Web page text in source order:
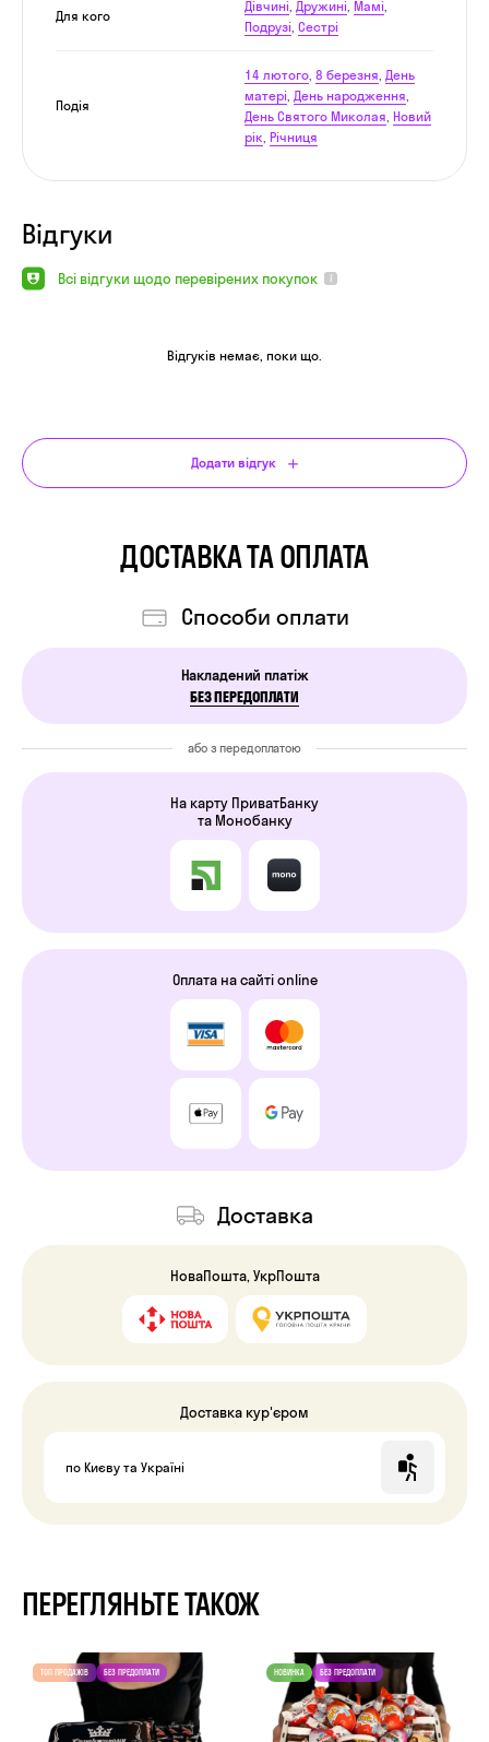
Для кого
Дівчині, Дружині, Мамі,
Подрузі, Сестрі
Подія
14 лютого, 8 березня, День
матері, День народження,
День Святого Миколая, Новий
рік, Річниця
Відгуки
Всі відгуки щодо перевірених покупок
Відгуків немає, поки що.
Додати відгук
ДОСТАВКА ТА ОПЛАТА
Cпособи оплати
Накладений платіж
БЕЗ ПЕРЕДОПЛАТИ
або з передоплатою
На карту ПриватБанку
та Монобанку
Оплата на сайті online
Доставка
НоваПошта, УкрПошта
Доставка кур'єром
по Києву та Україні
ПЕРЕГЛЯНЬТЕ ТАКОЖ